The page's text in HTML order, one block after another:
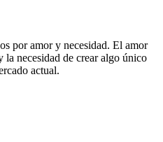
por amor y necesidad. El amor
la necesidad de crear algo único
actual.